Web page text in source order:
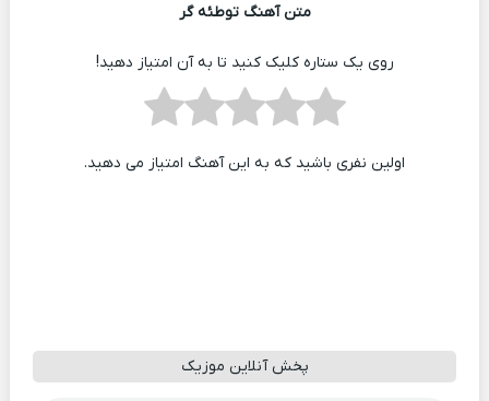
متن آهنگ توطئه گر
روی یک ستاره کلیک کنید تا به آن امتیاز دهید!
اولین نفری باشید که به این آهنگ امتیاز می دهید.
پخش آنلاین موزیک